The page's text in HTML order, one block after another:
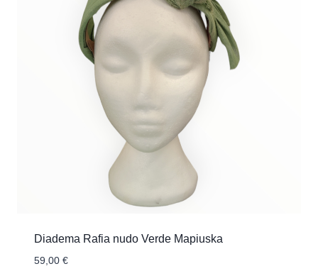
Diadema Rafia nudo Verde Mapiuska
59,00 €